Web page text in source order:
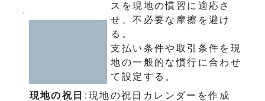
スを現地の慣習に適応さ
せ、不必要な摩擦を避け
る。
支払い条件や取引条件を現
地の一般的な慣行に合わせ
て設定する。
現地の祝日 : 現地の祝日カレンダーを作成